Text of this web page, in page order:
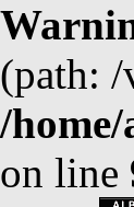
(path:
/
on line